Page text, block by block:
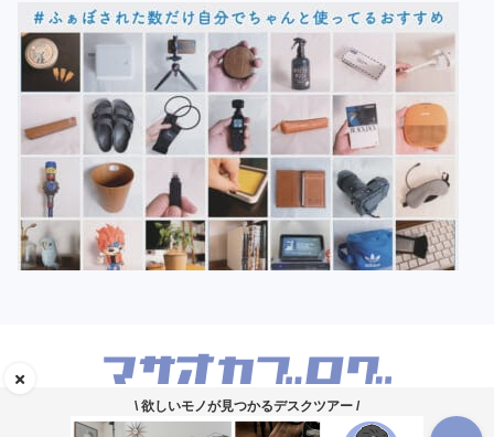
デスクガジェットのレビューブログ
\ 欲しいモノが見つかるデスクツアー /